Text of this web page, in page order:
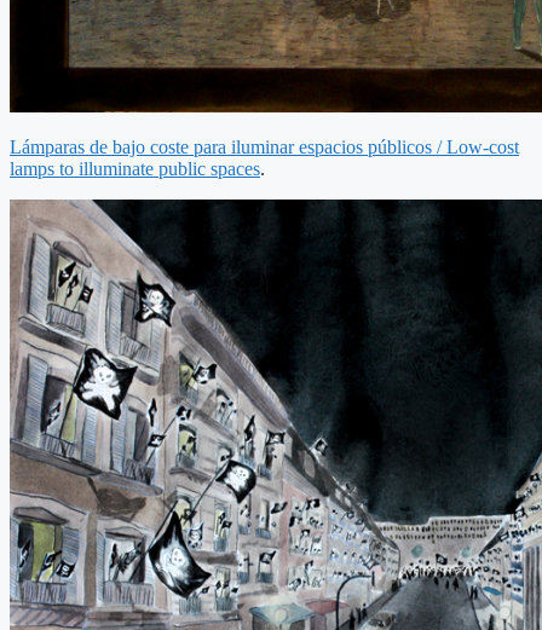
Lámparas de bajo coste para iluminar espacios públicos / Low-cost
lamps to illuminate public spaces.